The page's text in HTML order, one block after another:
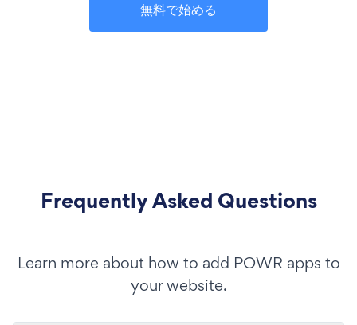
無料で始める
Frequently Asked Questions
Learn more about how to add POWR apps to
your website.